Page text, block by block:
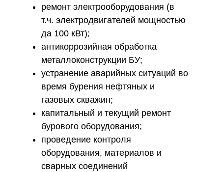
ремонт электрооборудования (в
т.ч. электродвигателей мощностью
да 100 кВт);
антикоррозийная обработка
металлоконструкции БУ;
устранение аварийных ситуаций во
время бурения нефтяных и
газовых скважин;
капитальный и текущий ремонт
бурового оборудования;
проведение контроля
оборудования, материалов и
сварных соединений